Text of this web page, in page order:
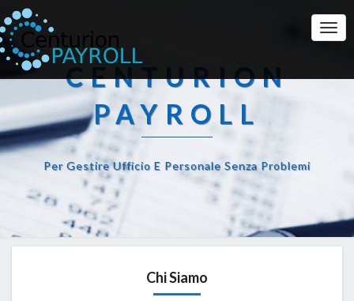
CENTURION
PAYROLL
Per Gestire Ufficio E Personale Senza Problemi
Chi Siamo